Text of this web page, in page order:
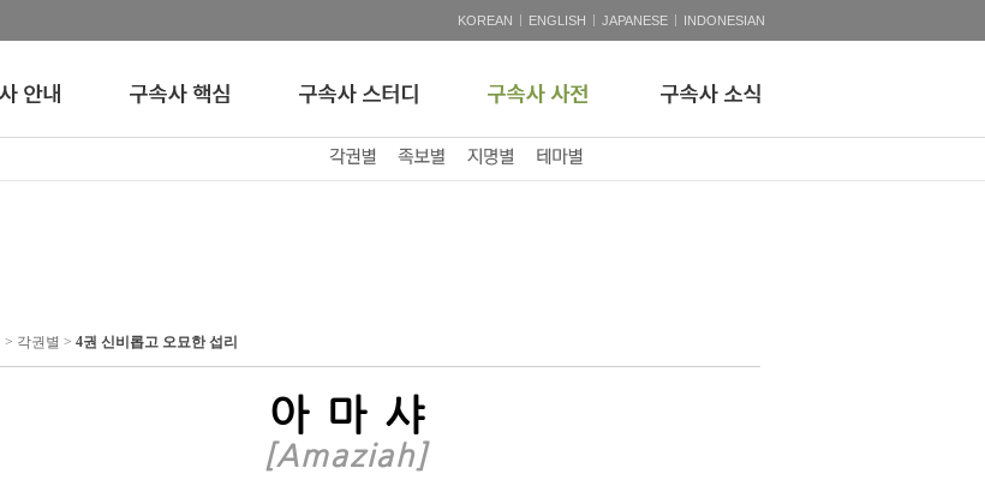
KOREAN | ENGLISH | JAPANESE | INDONESIAN
> 각권별 > 4권 신비롭고 오묘한 섭리
아마샤
[Amaziah]